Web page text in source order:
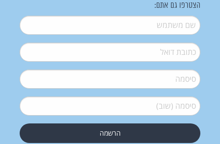
הצטרפו גם אתם:
שם משתמש*
דואל*
סיסמה*
סיסמה (שוב)*